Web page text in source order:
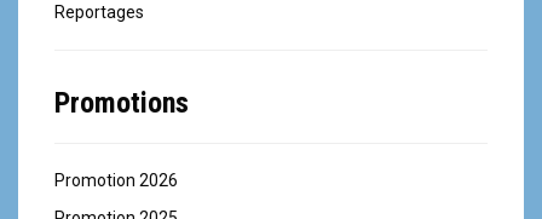
Reportages
Promotions
Promotion 2026